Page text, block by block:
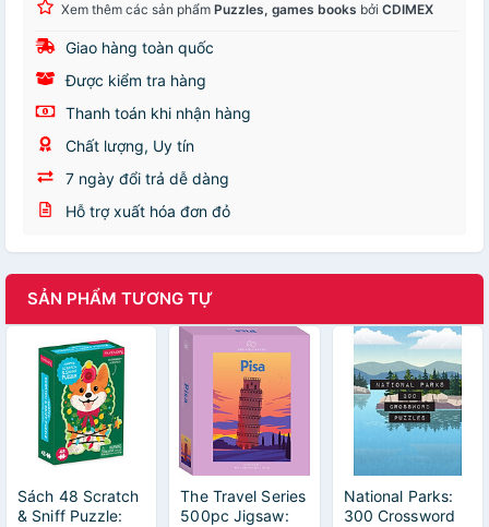
Xem thêm các sản phẩm Puzzles, games books bởi CDIMEX
Giao hàng toàn quốc
Được kiểm tra hàng
Thanh toán khi nhận hàng
Chất lượng, Uy tín
7 ngày đổi trả dễ dàng
Hỗ trợ xuất hóa đơn đỏ
SẢN PHẨM TƯƠNG TỰ
Sách 48 Scratch
& Sniff Puzzle:
The Travel Series
500pc Jigsaw:
National Parks:
300 Crossword